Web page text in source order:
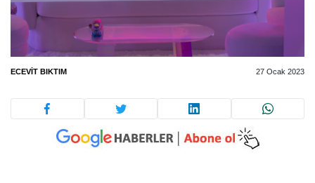
ECEVIT BIKTIM 27 Ocak 2023